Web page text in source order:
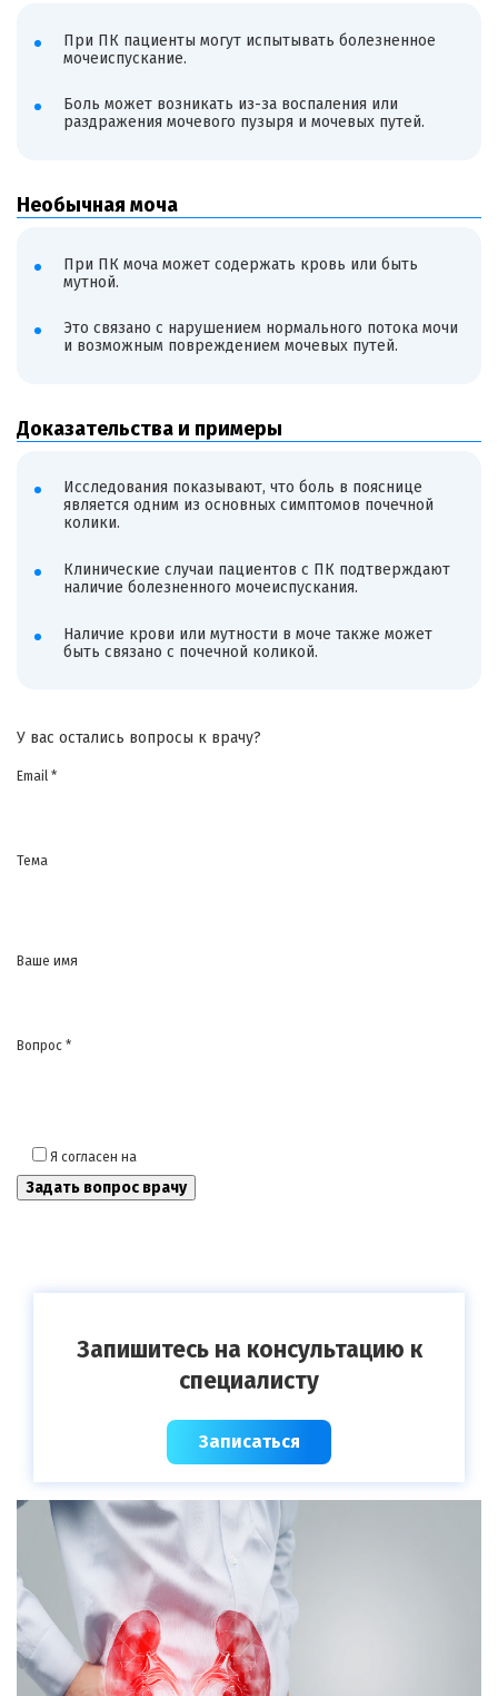
При ПК пациенты могут испытывать болезненное
мочеиспускание.
Боль может возникать из-за воспаления или
раздражения мочевого пузыря и мочевых путей.
Необычная моча
При ПК моча может содержать кровь или быть
мутной.
Это связано с нарушением нормального потока мочи
и возможным повреждением мочевых путей.
Доказательства и примеры
Исследования показывают, что боль в пояснице
является одним из основных симптомов почечной
колики.
Клинические случаи пациентов с ПК подтверждают
наличие болезненного мочеиспускания.
Наличие крови или мутности в моче также может
быть связано с почечной коликой.
У вас остались вопросы к врачу?
Email *
Тема
Ваше имя
Вопрос *
Я согласен на
Запишитесь на консультацию к
специалисту
Записаться